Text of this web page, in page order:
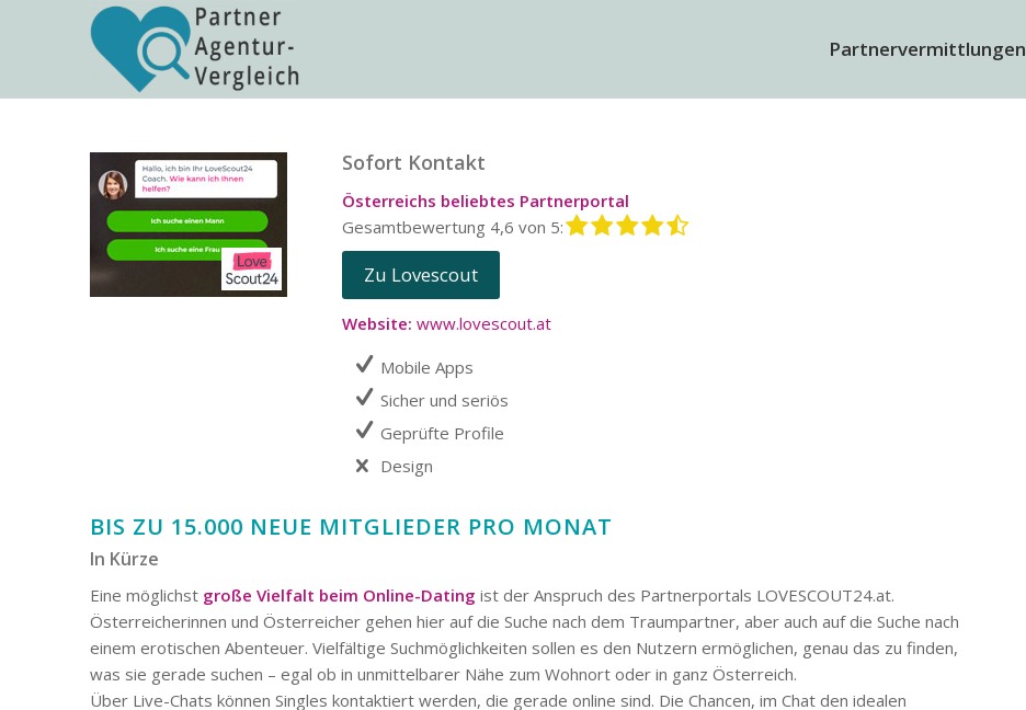
Partnervermittlungen
Sofort Kontakt
Österreichs beliebtes Partnerportal
Gesamtbewertung 4,6 von 5:
Zu Lovescout
Website: www.lovescout.at
Mobile Apps
Sicher und seriös
Geprüfte Profile
Design
BIS ZU 15.000 NEUE MITGLIEDER PRO MONAT
In Kürze
Eine möglichst große Vielfalt beim Online-Dating ist der Anspruch des Partnerportals LOVESCOUT24.at.
Österreicherinnen und Österreicher gehen hier auf die Suche nach dem Traumpartner, aber auch auf die Suche nach
einem erotischen Abenteuer. Vielfältige Suchmöglichkeiten sollen es den Nutzern ermöglichen, genau das zu finden,
was sie gerade suchen – egal ob in unmittelbarer Nähe zum Wohnort oder in ganz Österreich.
Über Live-Chats können Singles kontaktiert werden, die gerade online sind. Die Chancen, im Chat den idealen